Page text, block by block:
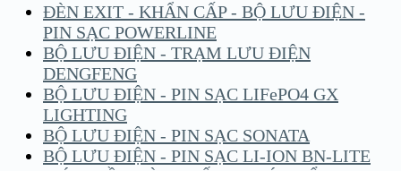
ĐÈN EXIT - KHẨN CẤP - BỘ LƯU ĐIỆN -
PIN SẠC POWERLINE
BỘ LƯU ĐIỆN - TRẠM LƯU ĐIỆN
DENGFENG
BỘ LƯU ĐIỆN - PIN SẠC LIFePO4 GX
LIGHTING
BỘ LƯU ĐIỆN - PIN SẠC SONATA
BỘ LƯU ĐIỆN - PIN SẠC LI-ION BN-LITE